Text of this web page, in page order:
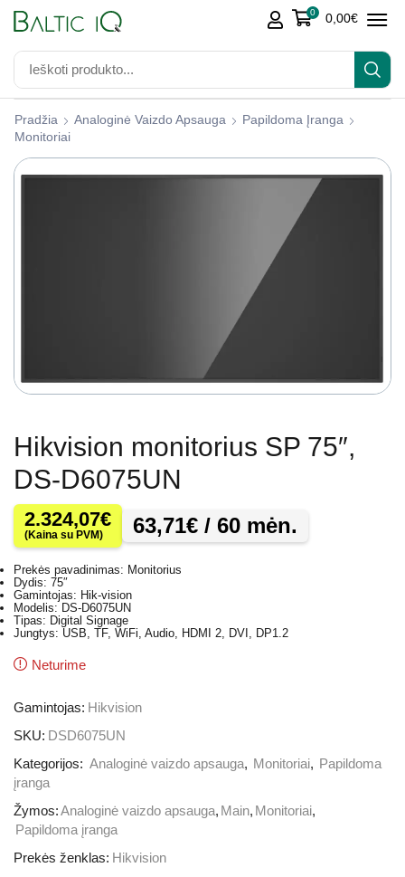
0 0,00€
Pradžia Analoginė Vaizdo Apsauga
Papildoma Įranga
Monitoriai
Hikvision monitorius SP 75″,
DS-D6075UN
2.324,07€
(Kaina su PVM) 63,71€ / 60 mėn.
Prekės pavadinimas: Monitorius
Dydis: 75″
Gamintojas: Hik-vision
Modelis: DS-D6075UN
Tipas: Digital Signage
Jungtys: USB, TF, WiFi, Audio, HDMI 2, DVI, DP1.2
Neturime
Gamintojas: Hikvision
SKU: DSD6075UN
Kategorijos: Analoginė vaizdo apsauga, Monitoriai, Papildoma
įranga
Žymos:Analoginė vaizdo apsauga, Main, Monitoriai,
Papildoma įranga
Prekės ženklas: Hikvision